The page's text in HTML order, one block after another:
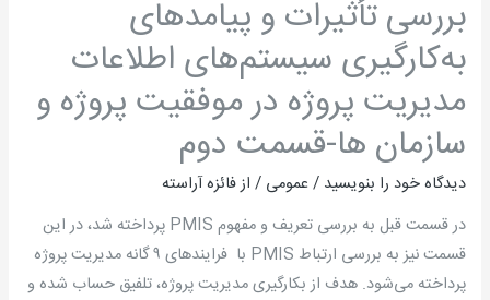
بررسی تأثیرات و پیامدهای
به‌کارگیری سیستم‌های اطلاعات
مدیریت پروژه در موفقیت پروژه و
سازمان ها-قسمت دوم
دیدگاه‌ خود را بنویسید /عمومی / ازفائزه آراسته
در قسمت قبل به بررسی تعریف و مفهوم PMIS پرداخته شد، در این
قسمت نیز به بررسی ارتباط PMIS با فرایندهای ۹ گانه مدیریت پروژه
پرداخته می‌شود. هدف از بکارگیری مدیریت پروژه، تلفیق حساب شده و
موفقیت
پروژه
و
سازمان
ها-
قسمت